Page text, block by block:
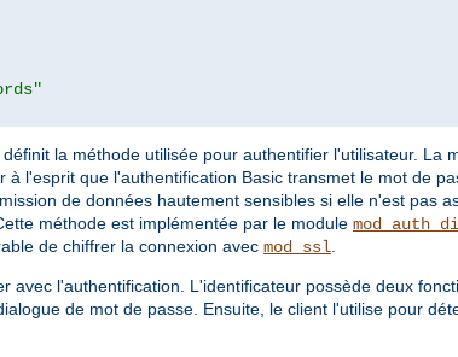
définit la méthode utilisée pour authentifier l'utilisateur. La
à l'esprit que l'authentification Basic transmet le mot de
de données hautement sensibles si elle n'est pas
méthode est implémentée par le module
de chiffrer la connexion avec mod_ssl
avec l'authentification. L'identificateur possède deux
de mot de passe. Ensuite, le client l'utilise pour